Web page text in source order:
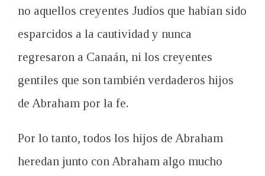
no aquellos creyentes Judíos que habían sido
esparcidos a la cautividad y nunca
regresaron a Canaán, ni los creyentes
gentiles que son también verdaderos hijos
de Abraham por la fe.
Por lo tanto, todos los hijos de Abraham
heredan junto con Abraham algo mucho